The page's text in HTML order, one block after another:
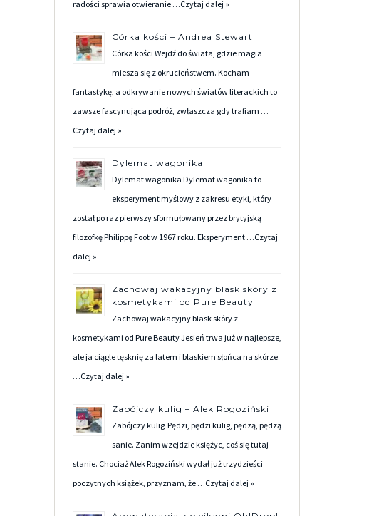
radości sprawia otwieranie …Czytaj dalej »
Córka kości – Andrea Stewart
Córka kości Wejdź do świata, gdzie magia
miesza się z okrucieństwem. Kocham
fantastykę, a odkrywanie nowych światów literackich to
zawsze fascynująca podróż, zwłaszcza gdy trafiam …
Czytaj dalej »
Dylemat wagonika
Dylemat wagonika Dylemat wagonika to
eksperyment myślowy z zakresu etyki, który
został po raz pierwszy sformułowany przez brytyjską
filozofkę Philippę Foot w 1967 roku. Eksperyment …Czytaj
dalej »
Zachowaj wakacyjny blask skóry z
kosmetykami od Pure Beauty
Zachowaj wakacyjny blask skóry z
kosmetykami od Pure Beauty Jesień trwa już w najlepsze,
ale ja ciągle tęsknię za latem i blaskiem słońca na skórze.
…Czytaj dalej »
Zabójczy kulig – Alek Rogoziński
Zabójczy kulig Pędzi, pędzi kulig, pędzą, pędzą
sanie. Zanim wzejdzie księżyc, coś się tutaj
stanie. Chociaż Alek Rogoziński wydał już trzydzieści
poczytnych książek, przyznam, że …Czytaj dalej »